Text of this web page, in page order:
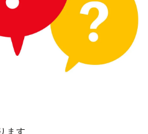
ます